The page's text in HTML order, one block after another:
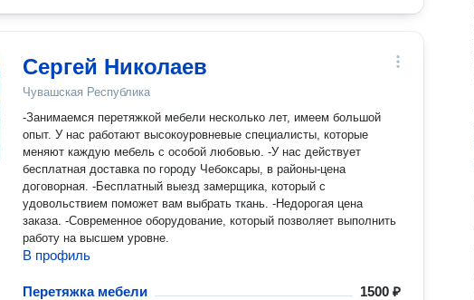
Сергей Николаев
Чувашская Республика
-Занимаемся перетяжкой мебели несколько лет, имеем большой
опыт. У нас работают высокоуровневые специалисты, которые
меняют каждую мебель с особой любовью. -У нас действует
бесплатная доставка по городу Чебоксары, в районы-цена
договорная. -Бесплатный выезд замерщика, который с
удовольствием поможет вам выбрать ткань. -Недорогая цена
заказа. -Современное оборудование, который позволяет выполнить
работу на высшем уровне.
В профиль
Перетяжка мебели
1500 ₽